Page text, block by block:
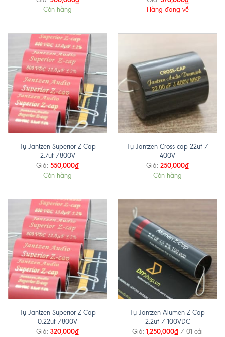
Còn hàng Hàng đang về
Tụ Jantzen Superior Z-Cap
2.7uf /800V
Giá: 550,000₫
Còn hàng
Tụ Jantzen Cross cap 22uf /
400V
Giá: 250,000₫
Còn hàng
Tụ Jantzen Superior Z-Cap
0.22uf /800V
Giá: 320,000₫
Tụ Jantzen Alumen Z-Cap
2.2uf / 100VDC
Giá: 1,250,000₫ / 01 cái